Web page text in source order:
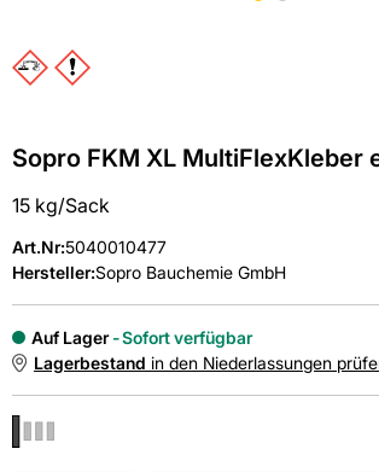
Sopro FKM XL MultiFlexKleber
15 kg/Sack
Art.Nr:5040010477
Hersteller:Sopro Bauchemie GmbH
Auf Lager
Sofort verfügbar
Lagerbestand in den Niederlassungen